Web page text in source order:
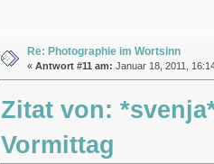
Re: Photographie im Wortsinn
« Antwort #11 am: Januar 18, 2011,
Zitat von:
Vormittag